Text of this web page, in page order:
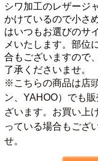
シワ加工のレザージ
かけているので小さ
はいつもお選びのサ
メいたします。部位
合もございますので
了承くださいませ。
※こちらの商品は店
ン、YAHOO）でも
ざいます。お買い上
っている場合もござ
せ。